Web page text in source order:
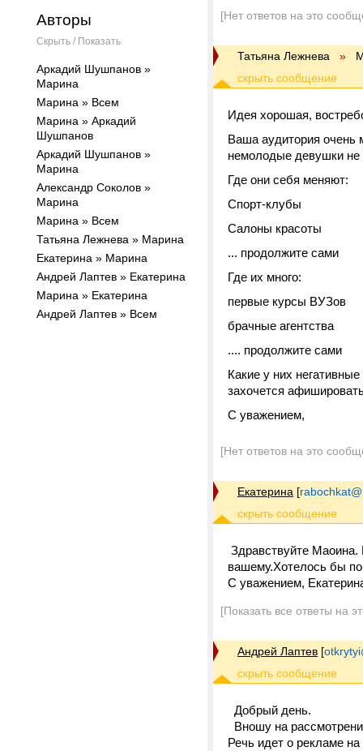
Авторы
Скрыть / Показать
Аркадий Шушпанов »
Марина
Марина » Всем
Марина » Аркадий
Шушпанов
Аркадий Шушпанов »
Марина
Александр Соколов »
Марина
Марина » Всем
Татьяна Лежнева » Марина
Екатерина » Марина
Андрей Лаптев » Екатерина
Марина » Екатерина
Андрей Лаптев » Всем
[Нет ответов на это
Татьяна Лежнева »
Идея хорошая,
Ваша аудитория очень
немолодые девушки не
Где они себя меняют:
Спорт-клубы
Салоны красоты
... продолжите сами
Где их много:
первые курсы ВУЗов
брачные агентства
.... продолжите сами
Какие у них
захочется
С уважением,
[Нет ответов на это
Екатерина [
Здравствуйте Маоина.
вашему.Хотелось бы
С уважением,
[Показать все ответы на
Андрей Лаптев [
Добрый день.
Вношу на
Речь идет о рекламе